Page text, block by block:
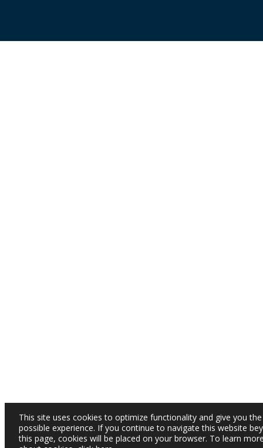
This site uses cookies to optimize functionality and give you
possible experience. If you continue to navigate this website
this page, cookies will be placed on your browser. To learn